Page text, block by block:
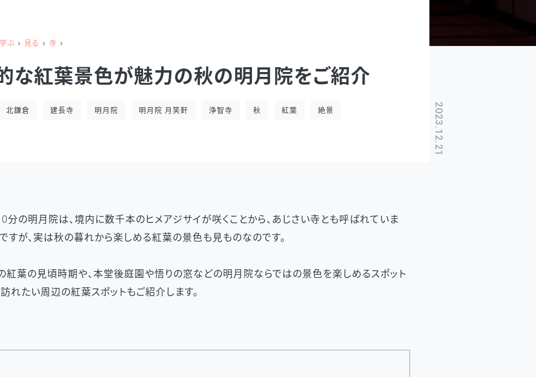
ぶ › 見る › 寺 ›
な紅葉景色が魅力の秋の明月院をご紹介
2023.12.21
北鎌倉 建長寺 明月院 明月院 月笑軒 浄智寺 秋 紅葉 絶景
の明月院は、境内に数千本のヒメアジサイが咲くことから、あじさい寺とも呼ばれていま
すが、実は秋の暮れから楽しめる紅葉の景色も見ものなのです。
紅葉の見頃時期や、本堂後庭園や悟りの窓などの明月院ならではの景色を楽しめるスポット
れたい周辺の紅葉スポットもご紹介します。